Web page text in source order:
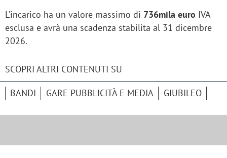
L’incarico ha un valore massimo di 736mila euro IVA
esclusa e avrà una scadenza stabilita al 31 dicembre
2026.
SCOPRI ALTRI CONTENUTI SU
BANDI GARE PUBBLICITÀ E MEDIA GIUBILEO